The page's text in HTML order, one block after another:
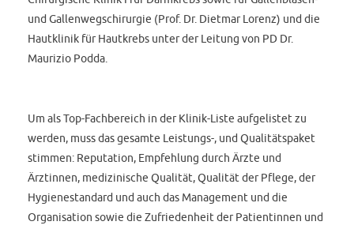
und Gallenwegschirurgie (Prof. Dr. Dietmar Lorenz) und die
Hautklinik für Hautkrebs unter der Leitung von PD Dr.
Maurizio Podda.
Um als Top-Fachbereich in der Klinik-Liste aufgelistet zu
werden, muss das gesamte Leistungs-, und Qualitätspaket
stimmen: Reputation, Empfehlung durch Ärzte und
Ärztinnen, medizinische Qualität, Qualität der Pflege, der
Hygienestandard und auch das Management und die
Organisation sowie die Zufriedenheit der Patientinnen und